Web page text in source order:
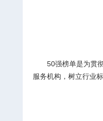
50强榜单是为贯
服务机构，树立行业